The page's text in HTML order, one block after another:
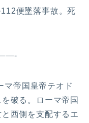
便墜落事故。死
マ帝国皇帝テオド
破る。ローマ帝国
西側を支配するエ